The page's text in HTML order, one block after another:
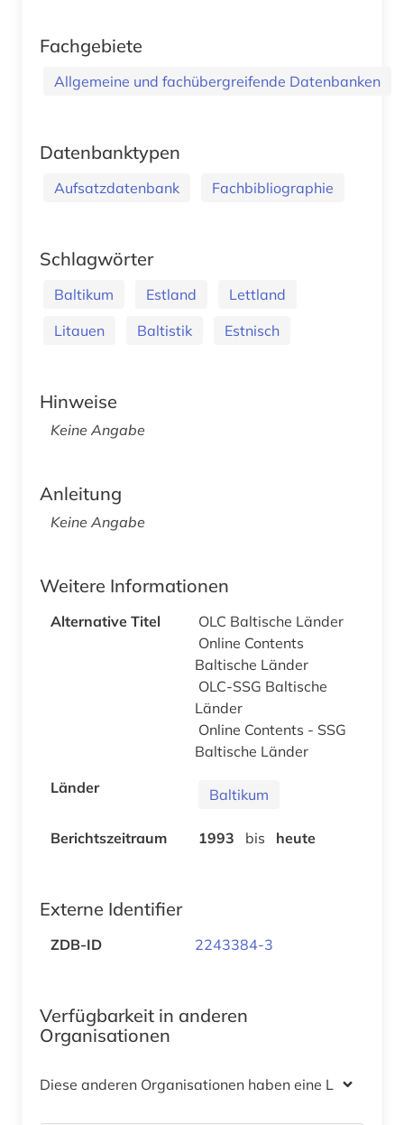
Fachgebiete
Allgemeine und fachübergreifende Datenbanken
Datenbanktypen
Aufsatzdatenbank Fachbibliographie
Schlagwörter
Baltikum Estland
Lettland
Litauen
Baltistik Estnisch
Hinweise
Keine Angabe
Anleitung
Keine Angabe
Weitere Informationen
Alternative Titel
OLC Baltische Länder
Online Contents
Baltische Länder
OLC-SSG Baltische
Länder
Online Contents - SSG
Baltische Länder
Länder
Baltikum
Berichtszeitraum 1993 bis heute
Externe Identifier
ZDB-ID 2243384-3
Verfügbarkeit in anderen
Organisationen
Diese anderen Organisationen haben eine Lizenz